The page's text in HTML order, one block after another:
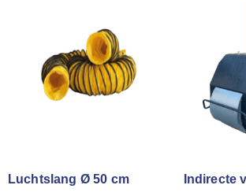
Luchtslang Ø 50 cm Indirecte